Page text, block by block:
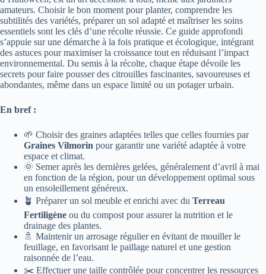
amateurs. Choisir le bon moment pour planter, comprendre les
subtilités des variétés, préparer un sol adapté et maîtriser les soins
essentiels sont les clés d’une récolte réussie. Ce guide approfondi
s’appuie sur une démarche à la fois pratique et écologique, intégrant
des astuces pour maximiser la croissance tout en réduisant l’impact
environnemental. Du semis à la récolte, chaque étape dévoile les
secrets pour faire pousser des citrouilles fascinantes, savoureuses et
abondantes, même dans un espace limité ou un potager urbain.
En bref :
🌱 Choisir des graines adaptées telles que celles fournies par
Graines Vilmorin pour garantir une variété adaptée à votre
espace et climat.
🌞 Semer après les dernières gelées, généralement d’avril à mai
en fonction de la région, pour un développement optimal sous
un ensoleillement généreux.
🪴 Préparer un sol meuble et enrichi avec du Terreau
Fertiligène ou du compost pour assurer la nutrition et le
drainage des plantes.
🚿 Maintenir un arrosage régulier en évitant de mouiller le
feuillage, en favorisant le paillage naturel et une gestion
raisonnée de l’eau.
✂️ Effectuer une taille contrôlée pour concentrer les ressources